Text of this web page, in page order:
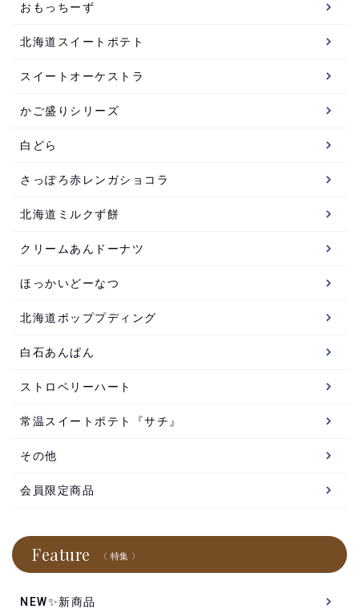
おもっちーず
北海道スイートポテト
スイートオーケストラ
かご盛りシリーズ
白どら
さっぽろ赤レンガショコラ
北海道ミルクず餅
クリームあんドーナツ
ほっかいどーなつ
北海道ポッププディング
白石あんぱん
ストロベリーハート
常温スイートポテト『サチ』
その他
会員限定商品
Feature 〈 特集 〉
NEW✨新商品